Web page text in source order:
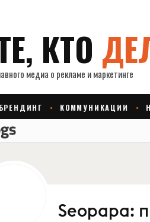
Seopapa: